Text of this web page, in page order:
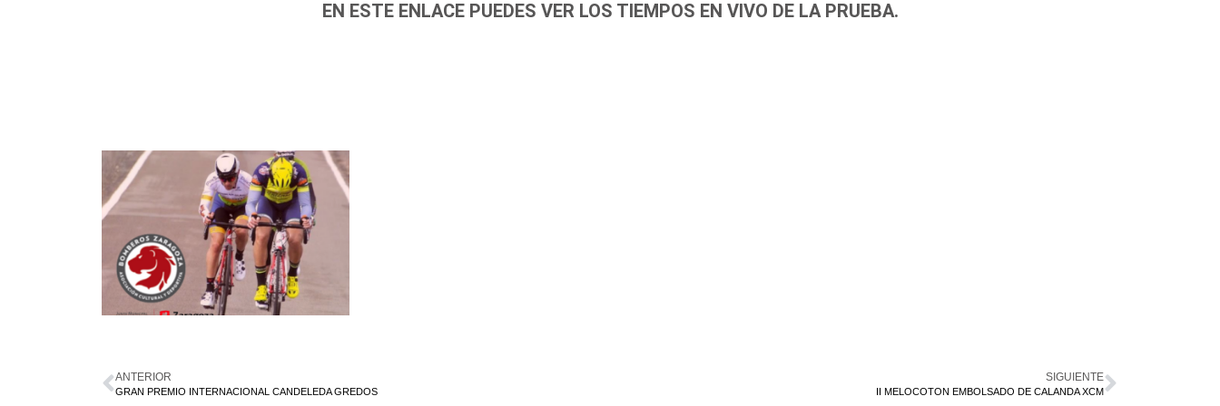
EN ESTE ENLACE PUEDES VER LOS TIEMPOS EN VIVO DE LA PRUEBA.
ANTERIOR
GRAN PREMIO INTERNACIONAL CANDELEDA GREDOS
SIGUIENTE
II MELOCOTON EMBOLSADO DE CALANDA XCM